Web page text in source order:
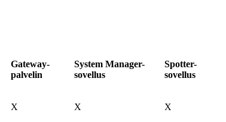
Gateway-
palvelin
System Manager-
sovellus
Spotter-
sovellus
X X X